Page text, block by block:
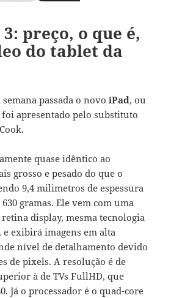
preço, o que é,
do tablet da
passada o novoiPad, ou
foi apresentado pelo substituto
quase idêntico ao
grosso e pesado do que o
9,4 milimetros de espessura
gramas. Ele vem com uma
display, mesma tecnologia
e exibirá imagens em alta
nível de detalhamento devido
de pixels. A resolução é de
à de TVs FullHD, que
Já o processador é o quad-core